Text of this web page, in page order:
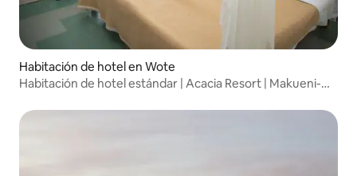
Habitación de hotel en Wote
Habitación de hotel estándar | Acacia Resort | Makueni-